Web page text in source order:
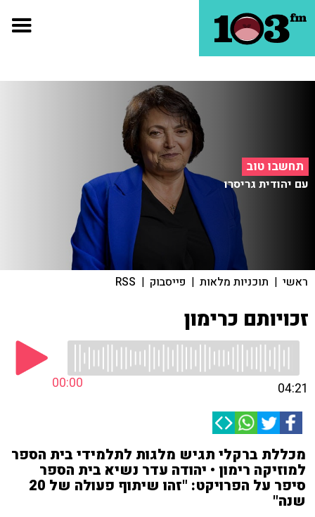
תחשבו טוב
עם יהודית גריסרו
ראשי | תוכניות מלאות | פייסבוק |
RSS
זכויותם כרימון
00:00 04:21
מכללת ברקלי תגיש מלגות לתלמידי בית הספר
למוזיקה רימון • יהודה עדר נשיא בית הספר
סיפר על הפרויקט: "זהו שיתוף פעולה של 20
שנה"